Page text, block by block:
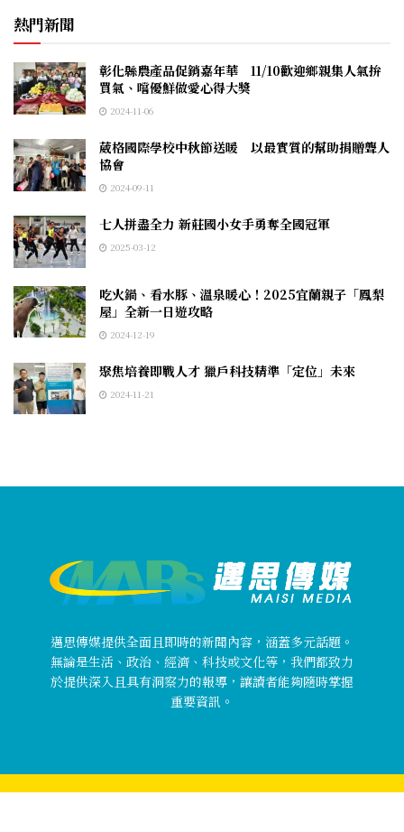
熱門新聞
彰化縣農產品促銷嘉年華 11/10歡迎鄉親集人氣拚
買氣、嚐優鮮做愛心得大獎
2024-11-06
葳格國際學校中秋節送暖 以最實質的幫助捐贈聾人
協會
2024-09-11
七人拼盡全力 新莊國小女手勇奪全國冠軍
2025-03-12
吃火鍋、看水豚、溫泉暖心！2025宜蘭親子「鳳梨
屋」全新一日遊攻略
2024-12-19
聚焦培養即戰人才 獵戶科技精準「定位」未來
2024-11-21
邁思傳媒提供全面且即時的新聞內容，涵蓋多元話題。
無論是生活、政治、經濟、科技或文化等，我們都致力
於提供深入且具有洞察力的報導，讓讀者能夠隨時掌握
重要資訊。